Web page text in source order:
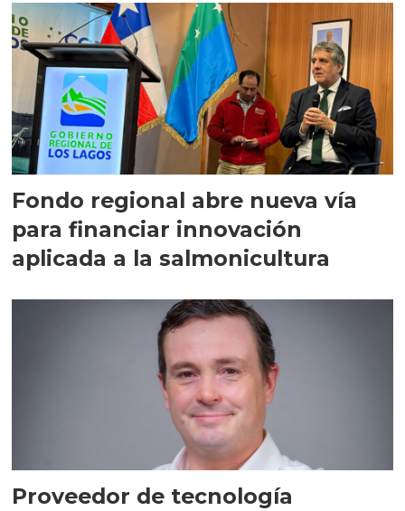
Fondo regional abre nueva vía
para financiar innovación
aplicada a la salmonicultura
Proveedor de tecnología